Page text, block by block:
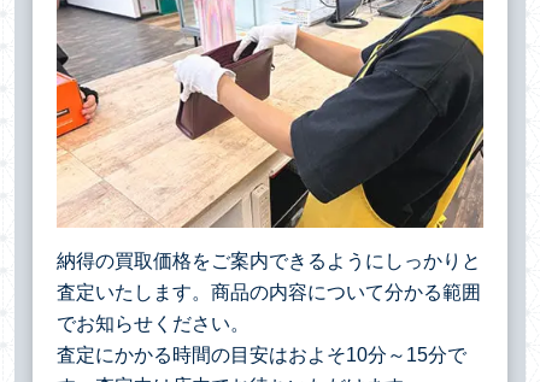
納得の買取価格をご案内できるようにしっかりと
査定いたします。商品の内容について分かる範囲
でお知らせください。
査定にかかる時間の目安はおよそ10分～15分で